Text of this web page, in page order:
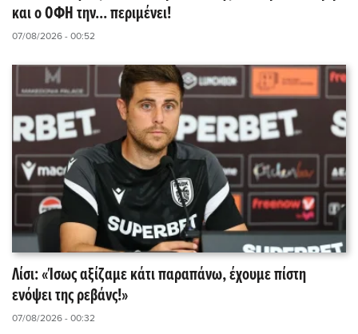
και ο ΟΦΗ την... περιμένει!
07/08/2026 - 00:52
Λίσι: «Ίσως αξίζαμε κάτι παραπάνω, έχουμε πίστη
ενόψει της ρεβάνς!»
07/08/2026 - 00:32